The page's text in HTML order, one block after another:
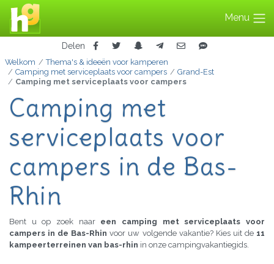
Menu
Delen
Welkom
Thema's & ideeën voor kamperen
Camping met serviceplaats voor campers
Grand-Est
Camping met serviceplaats voor campers
Camping met
serviceplaats voor
campers in de Bas-
Rhin
Bent u op zoek naar een camping met serviceplaats voor
campers in de Bas-Rhinvoor uw volgende vakantie? Kies uit de 11
kampeerterreinen van bas-rhin in onze campingvakantiegids.